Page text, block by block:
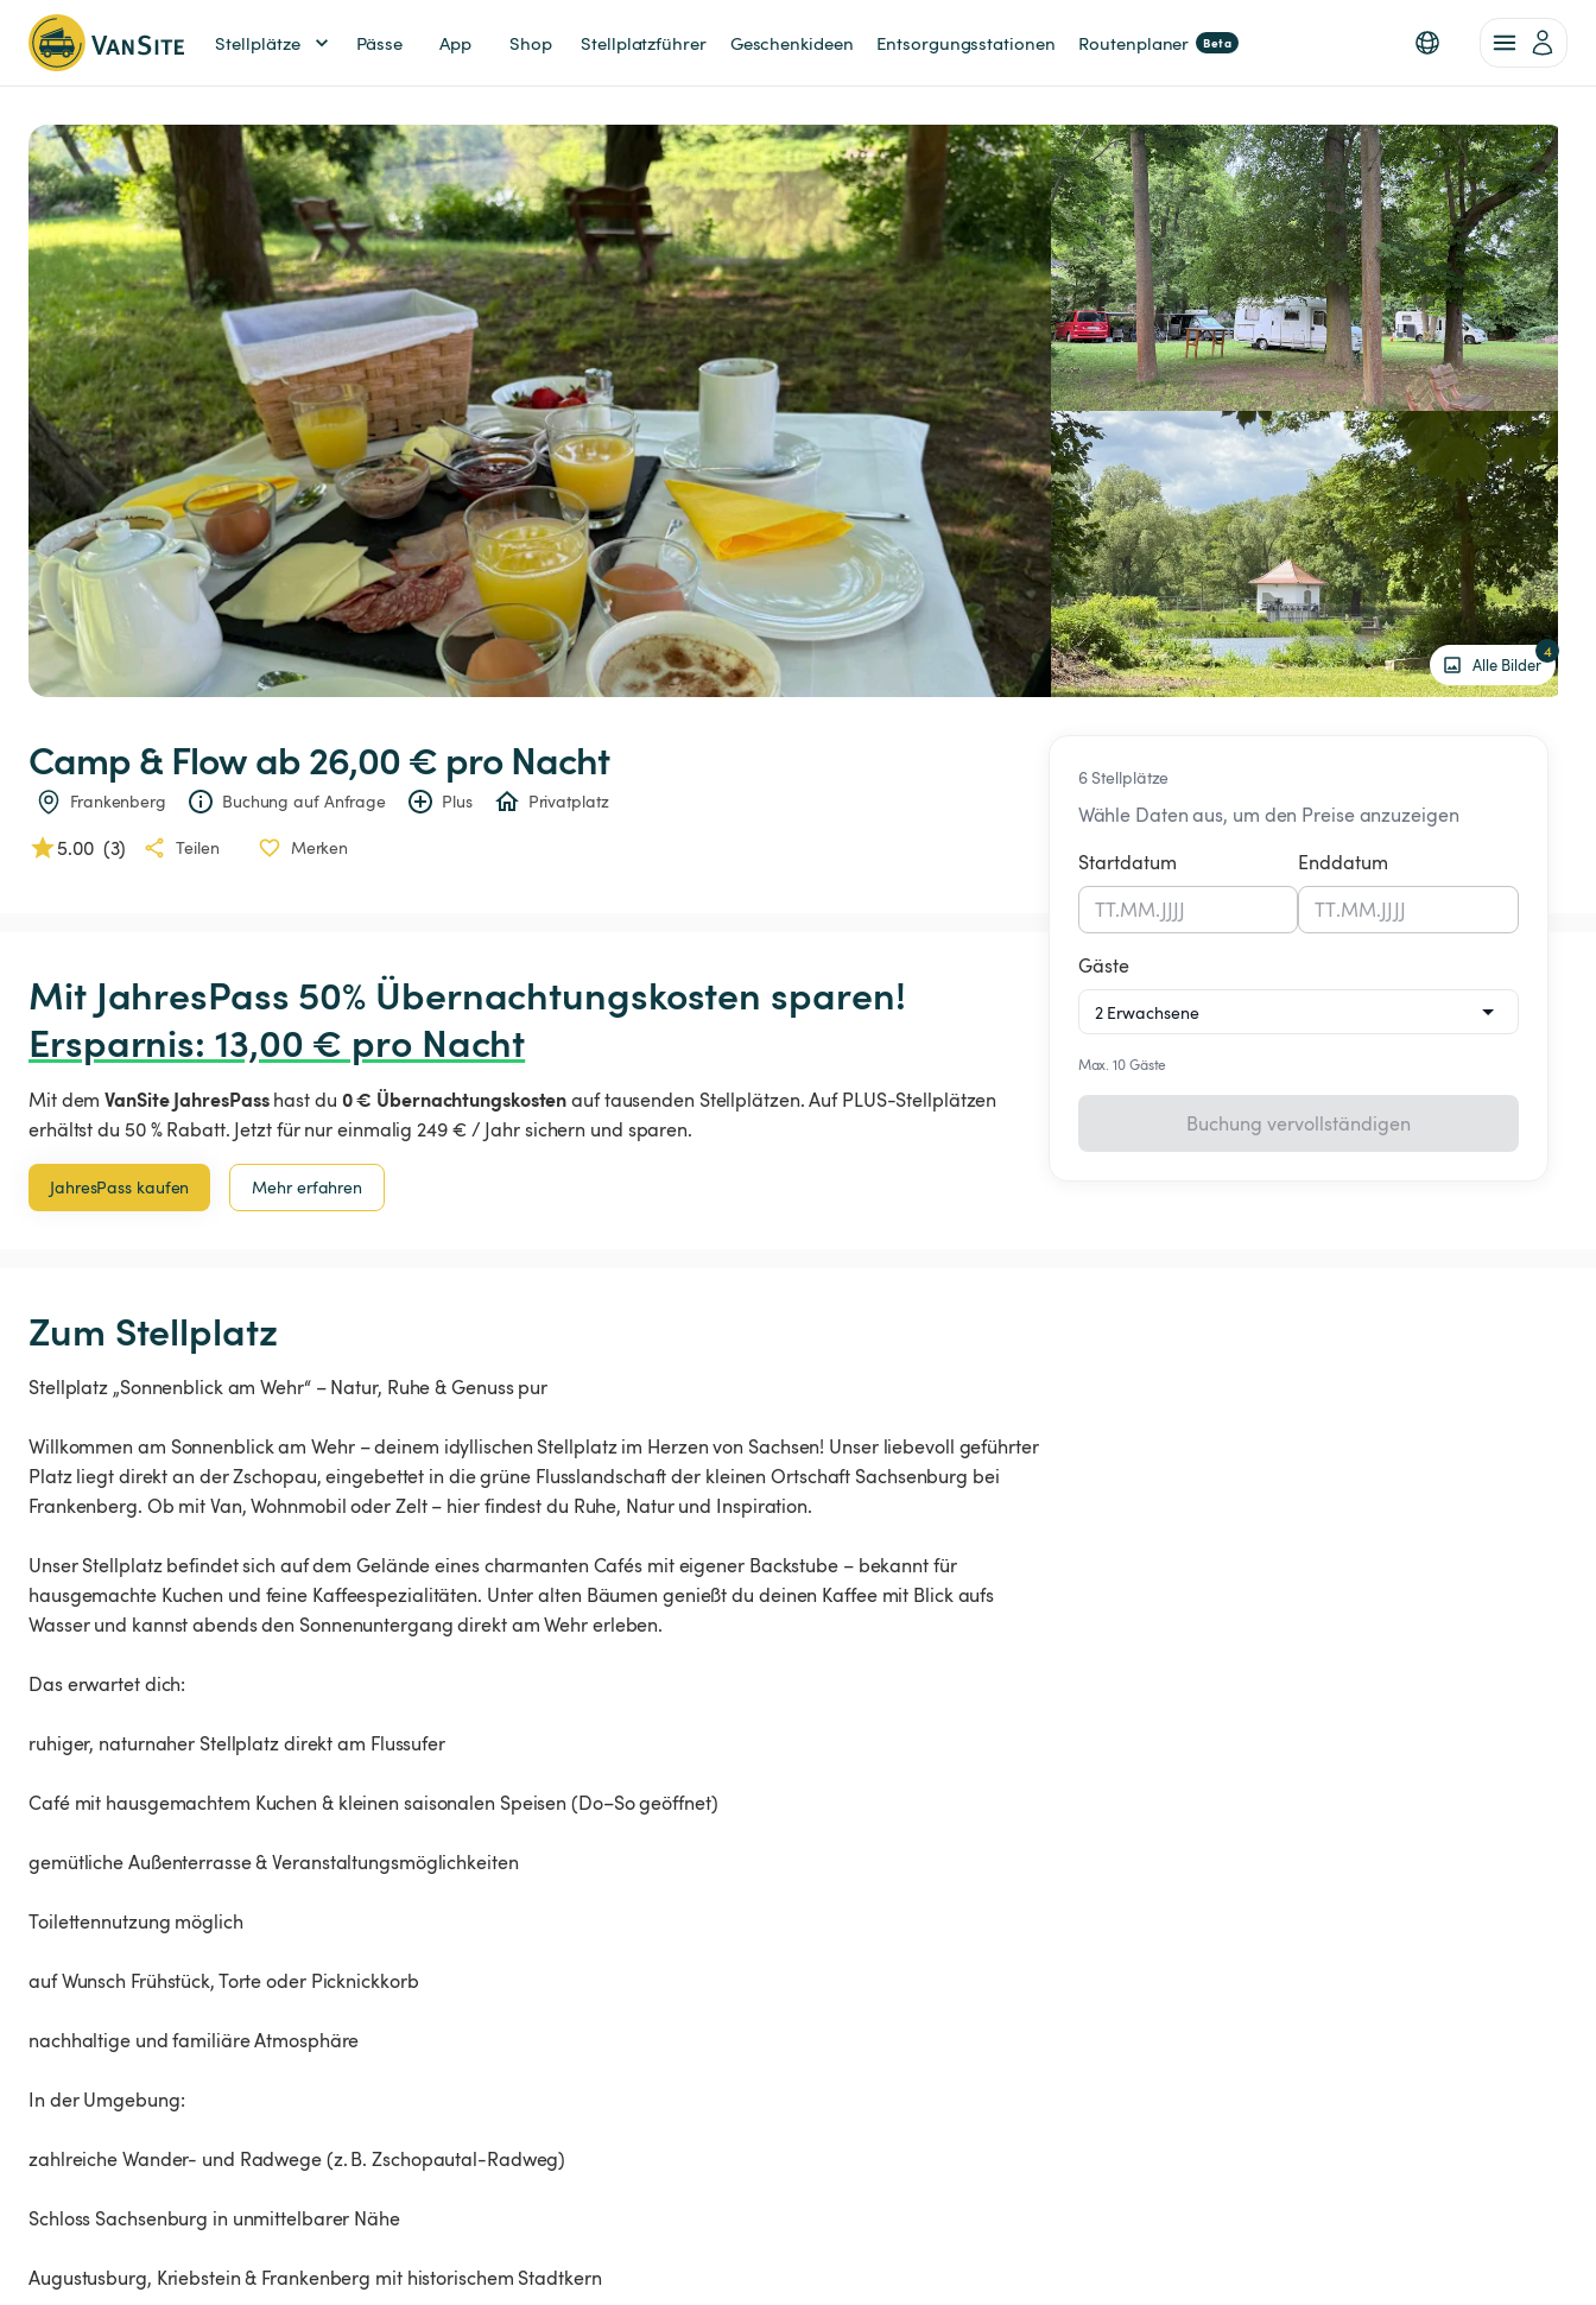
Stellplätze Pässe App Shop Stellplatzführer Geschenkideen Entsorgungsstationen Routenplaner Beta
Alle Bilder
4
Camp& Flow ab 26,00 € pro Nacht
Frankenberg Buchung auf Anfrage Plus Privatplatz
5.00 (3) Teilen Merken
6 Stellplätze
Wähle Daten aus, um den Preise anzuzeigen
Startdatum
TT.MM.JJJJ
Enddatum
TT.MM.JJJJ
Gäste
Max. 10 Gäste
Buchung vervollständigen
Ersparnis: 13,00 € pro Nacht
Mit demVanSite JahresPasshast du 0 € Übernachtungskostenauf tausenden Stellplätzen. Auf PLUS-Stellplätzen
erhältst du 50 % Rabatt. Jetzt für nur einmalig 249 € / Jahr sichern und sparen.
JahresPass kaufen Mehr erfahren
Zum Stellplatz
Stellplatz „Sonnenblick am Wehr“ – Natur, Ruhe & Genuss pur
Willkommen am Sonnenblick am Wehr – deinem idyllischen Stellplatz im Herzen von Sachsen! Unser liebevoll geführter
Platz liegt direkt an der Zschopau, eingebettet in die grüne Flusslandschaft der kleinen Ortschaft Sachsenburg bei
Frankenberg. Ob mit Van, Wohnmobil oder Zelt – hier findest du Ruhe, Natur und Inspiration.
Unser Stellplatz befindet sich auf dem Gelände eines charmanten Cafés mit eigener Backstube – bekannt für
hausgemachte Kuchen und feine Kaffeespezialitäten. Unter alten Bäumen genießt du deinen Kaffee mit Blick aufs
Wasser und kannst abends den Sonnenuntergang direkt am Wehr erleben.
Das erwartet dich:
ruhiger, naturnaher Stellplatz direkt am Flussufer
Café mit hausgemachtem Kuchen & kleinen saisonalen Speisen (Do–So geöffnet)
gemütliche Außenterrasse & Veranstaltungsmöglichkeiten
Toilettennutzung möglich
auf Wunsch Frühstück, Torte oder Picknickkorb
nachhaltige und familiäre Atmosphäre
In der Umgebung:
zahlreiche Wander- und Radwege (z. B. Zschopautal-Radweg)
Schloss Sachsenburg in unmittelbarer Nähe
Augustusburg, Kriebstein & Frankenberg mit historischem Stadtkern